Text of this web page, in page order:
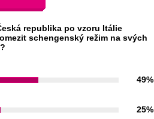
republika po vzoru Itálie
schengenský režim na svých
49%
25%